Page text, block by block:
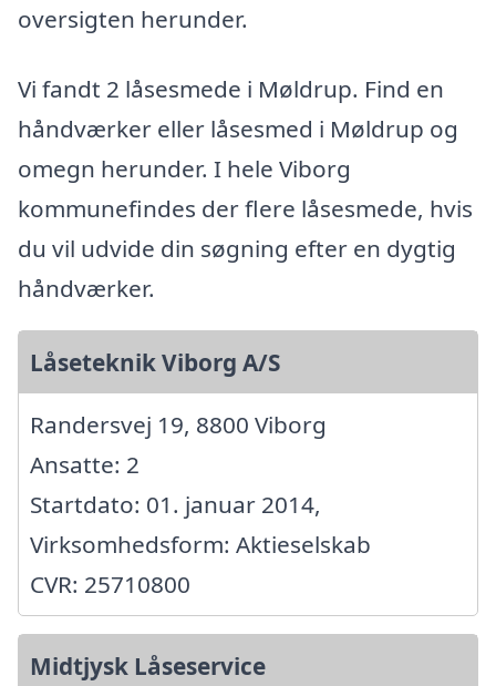
oversigten herunder.
Vi fandt 2 låsesmede i Møldrup. Find en
håndværker eller låsesmed i Møldrup og
omegn herunder. I hele Viborg
kommunefindes der flere låsesmede, hvis
du vil udvide din søgning efter en dygtig
håndværker.
Låseteknik Viborg A/S
Randersvej 19, 8800 Viborg
Ansatte: 2
Startdato: 01. januar 2014,
Virksomhedsform: Aktieselskab
CVR: 25710800
Midtjysk Låseservice